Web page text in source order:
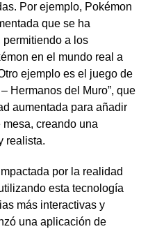
Por ejemplo, Pokémon
que se ha
a los
en el mundo real a
ejemplo es el juego de
Hermanos del Muro”, que
aumentada para añadir
creando una
realista.
por la realidad
esta tecnología
más interactivas y
una aplicación de